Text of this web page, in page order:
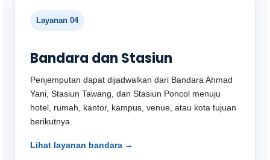
Layanan 04
Bandara dan Stasiun
Penjemputan dapat dijadwalkan dari Bandara Ahmad
Yani, Stasiun Tawang, dan Stasiun Poncol menuju
hotel, rumah, kantor, kampus, venue, atau kota tujuan
berikutnya.
Lihat layanan bandara →